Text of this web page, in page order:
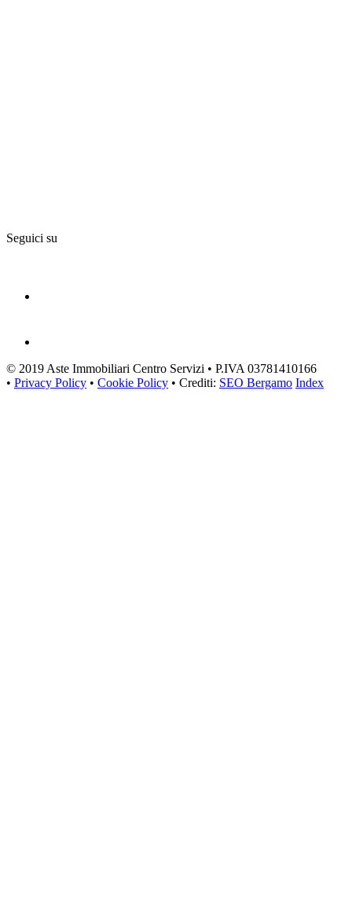
Seguici su
© 2019 Aste Immobiliari Centro Servizi • P.IVA 03781410166
• Privacy Policy • Cookie Policy • Crediti: SEO Bergamo Index